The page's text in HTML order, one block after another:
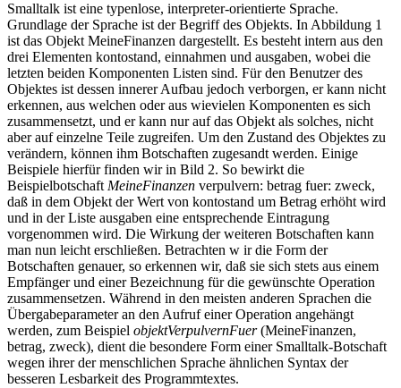
Smalltalk ist eine typenlose, interpreter-orientierte Sprache.
Grundlage der Sprache ist der Begriff des Objekts. In Abbildung 1
ist das Objekt MeineFinanzen dargestellt. Es besteht intern aus den
drei Elementen kontostand, einnahmen und ausgaben, wobei die
letzten beiden Komponenten Listen sind. Für den Benutzer des
Objektes ist dessen innerer Aufbau jedoch verborgen, er kann nicht
erkennen, aus welchen oder aus wievielen Komponenten es sich
zusammensetzt, und er kann nur auf das Objekt als solches, nicht
aber auf einzelne Teile zugreifen. Um den Zustand des Objektes zu
verändern, können ihm Botschaften zugesandt werden. Einige
Beispiele hierfür finden wir in Bild 2. So bewirkt die
Beispielbotschaft MeineFinanzen verpulvern: betrag fuer: zweck,
daß in dem Objekt der Wert von kontostand um Betrag erhöht wird
und in der Liste ausgaben eine entsprechende Eintragung
vorgenommen wird. Die Wirkung der weiteren Botschaften kann
man nun leicht erschließen. Betrachten w ir die Form der
Botschaften genauer, so erkennen wir, daß sie sich stets aus einem
Empfänger und einer Bezeichnung für die gewünschte Operation
zusammensetzen. Während in den meisten anderen Sprachen die
Übergabeparameter an den Aufruf einer Operation angehängt
werden, zum Beispiel objektVerpulvernFuer(MeineFinanzen,
betrag, zweck), dient die besondere Form einer Smalltalk-Botschaft
wegen ihrer der menschlichen Sprache ähnlichen Syntax der
besseren Lesbarkeit des Programmtextes.